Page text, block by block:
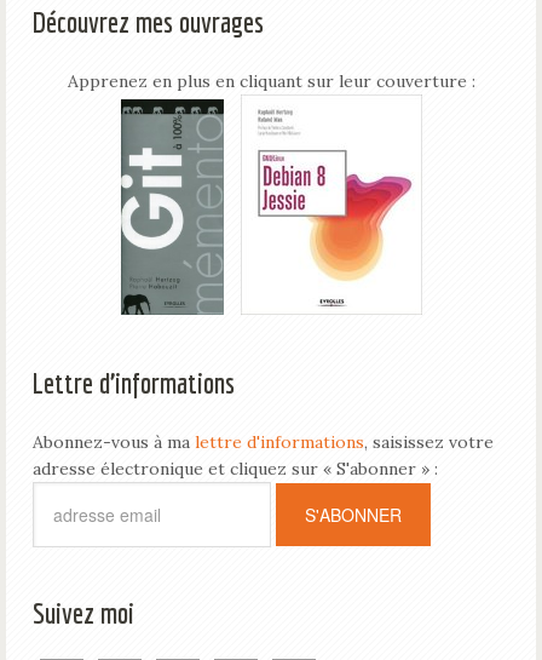
Découvrez mes ouvrages
Apprenez en plus en cliquant sur leur couverture :
Lettre d’informations
Abonnez-vous à ma lettre d'informations, saisissez votre
adresse électronique et cliquez sur « S'abonner » :
Suivez moi